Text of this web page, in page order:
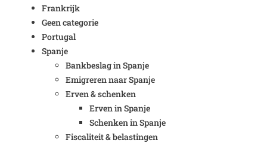
Frankrijk
Geen categorie
Portugal
Spanje
Bankbeslag in Spanje
Emigreren naar Spanje
Erven & schenken
Erven in Spanje
Schenken in Spanje
Fiscaliteit & belastingen